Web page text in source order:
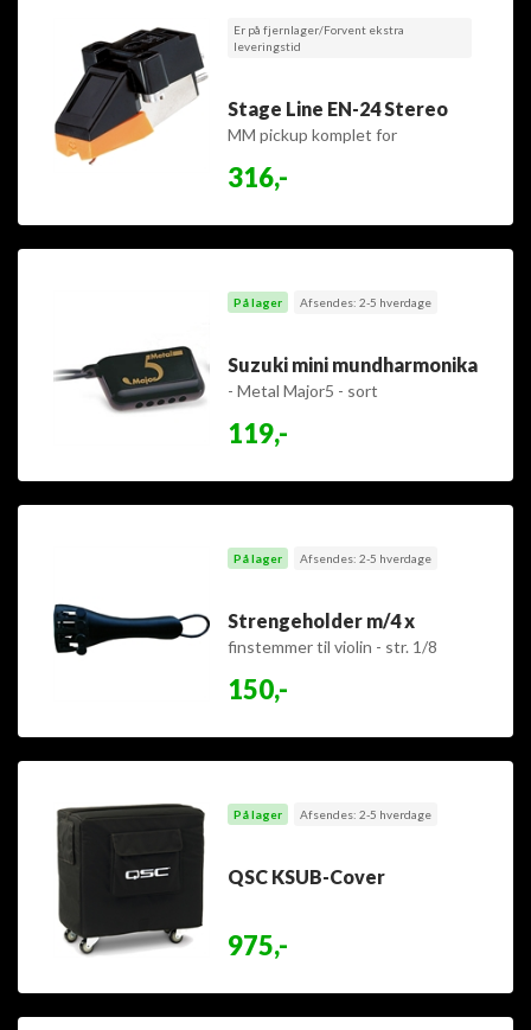
Er på fjernlager/Forvent ekstra
leveringstid
Stage Line EN-24 Stereo
MM pickup komplet for
316,-
På lager Afsendes: 2-5 hverdage
Suzuki mini mundharmonika
- Metal Major5 - sort
119,-
På lager Afsendes: 2-5 hverdage
Strengeholder m/4 x
finstemmer til violin - str. 1/8
150,-
På lager Afsendes: 2-5 hverdage
QSC KSUB-Cover
975,-